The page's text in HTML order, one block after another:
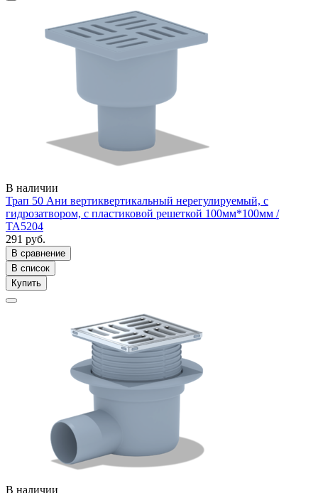
В наличии
Трап 50 Ани вертиквертикальный нерегулируемый, с
гидрозатвором, с пластиковой решеткой 100мм*100мм /
ТА5204
291 руб.
В сравнение
В список
Купить
В наличии